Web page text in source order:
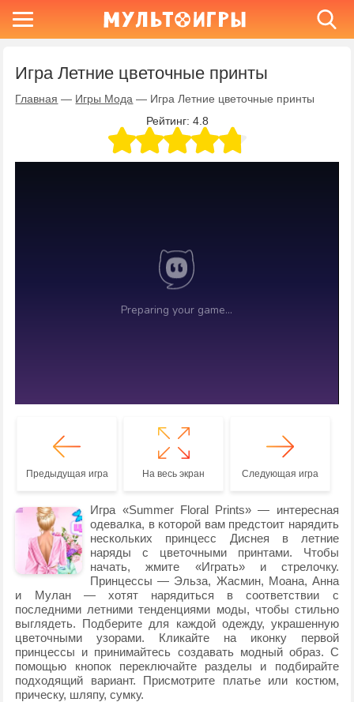
Игра Летние цветочные принты
Главная — Игры Мода — Игра Летние цветочные принты
Рейтинг: 4.8
Предыдущая игра На весь экран Следующая игра
Игра «Summer Floral Prints» — интересная
одевалка, в которой вам предстоит нарядить
нескольких принцесс Диснея в летние
наряды с цветочными принтами. Чтобы
начать, жмите «Играть» и стрелочку.
Принцессы — Эльза, Жасмин, Моана, Анна
и Мулан — хотят нарядиться в соответствии с
последними летними тенденциями моды, чтобы стильно
выглядеть. Подберите для каждой одежду, украшенную
цветочными узорами. Кликайте на иконку первой
принцессы и принимайтесь создавать модный образ. С
помощью кнопок переключайте разделы и подбирайте
подходящий вариант. Присмотрите платье или костюм,
прическу, шляпу, сумку.